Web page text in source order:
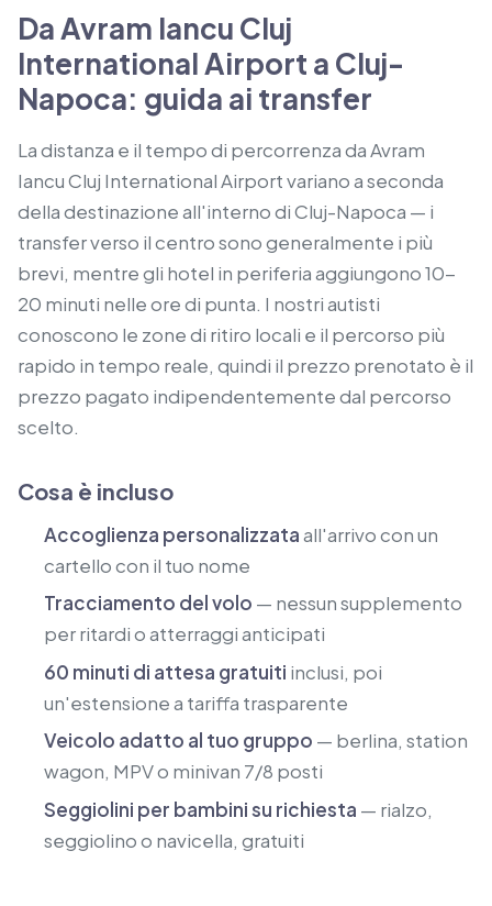
Da Avram Iancu Cluj
International Airport a Cluj-
Napoca: guida ai transfer
La distanza e il tempo di percorrenza da Avram
Iancu Cluj International Airport variano a seconda
della destinazione all'interno di Cluj-Napoca — i
transfer verso il centro sono generalmente i più
brevi, mentre gli hotel in periferia aggiungono 10-
20 minuti nelle ore di punta. I nostri autisti
conoscono le zone di ritiro locali e il percorso più
rapido in tempo reale, quindi il prezzo prenotato è il
prezzo pagato indipendentemente dal percorso
scelto.
Cosa è incluso
Accoglienza personalizzataall'arrivo con un
cartello con il tuo nome
Tracciamento del volo — nessun supplemento
per ritardi o atterraggi anticipati
60 minuti di attesa gratuiti inclusi, poi
un'estensione a tariffa trasparente
Veicolo adatto al tuo gruppo — berlina, station
wagon, MPV o minivan 7/8 posti
Seggiolini per bambini su richiesta — rialzo,
seggiolino o navicella, gratuiti